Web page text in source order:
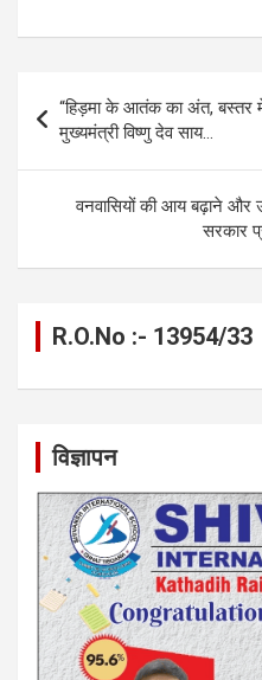
ce
o
o
k
se
g
er
at
A
p
p
Post
navigation
“हिड़मा के आतंक का अंत, बस्तर
मुख्यमंत्री विष्णु देव साय…
वनवासियों की आय बढ़ाने और
सरकार
R.O.No :- 13954/33
विज्ञापन